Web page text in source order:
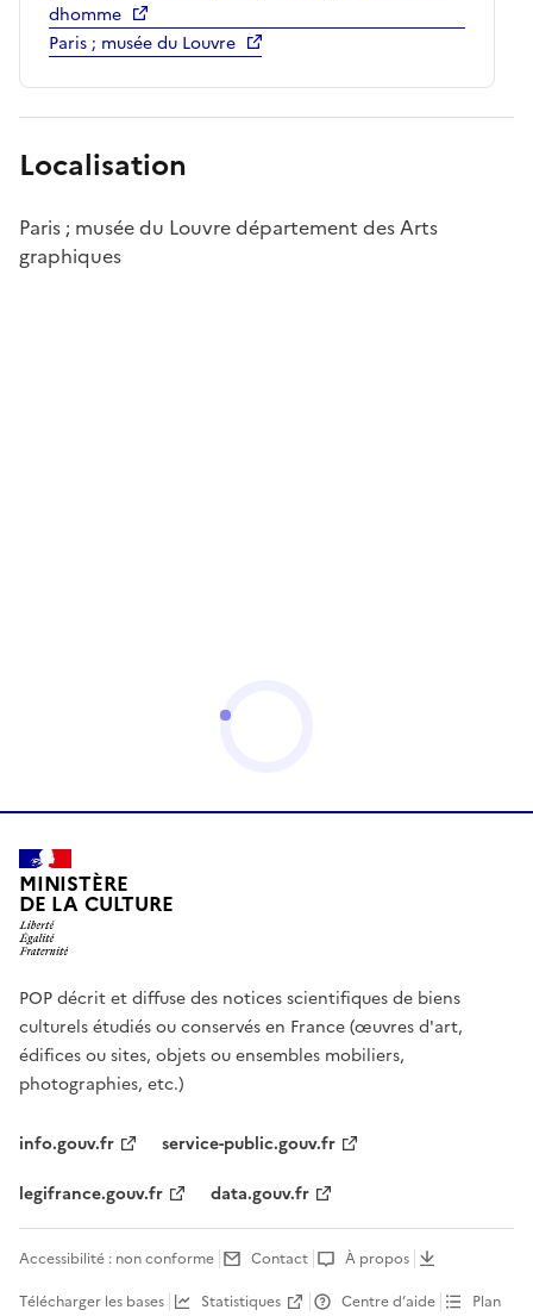
dhomme
Paris ; musée du Louvre
Localisation
Paris ; musée du Louvre département des Arts
graphiques
MINISTÈRE
DE LA CULTURE
POP décrit et diffuse des notices scientifiques de biens
culturels étudiés ou conservés en France (œuvres d'art,
édifices ou sites, objets ou ensembles mobiliers,
photographies, etc.)
info.gouv.fr
service-public.gouv.fr
legifrance.gouv.fr
data.gouv.fr
Accessibilité : non conforme Contact
À propos
Télécharger les bases
Statistiques Centre d’aide Plan